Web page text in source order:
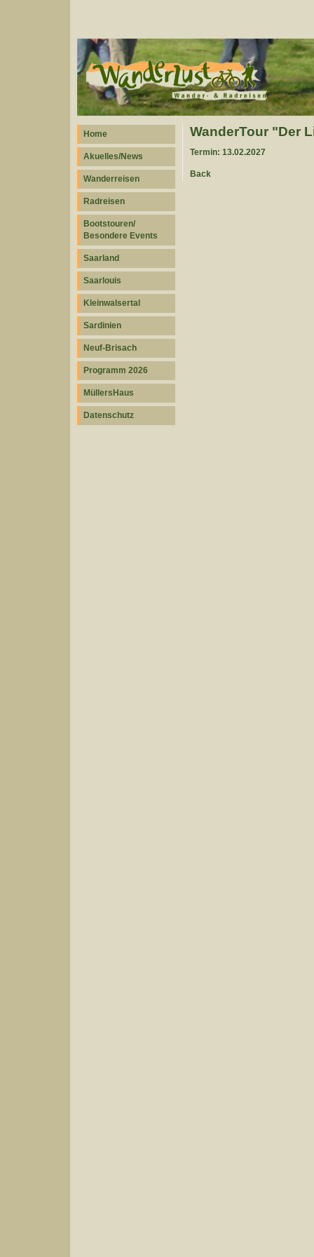
Home
Akuelles/News
Wanderreisen
Radreisen
Bootstouren/
Besondere Events
Saarland
Saarlouis
Kleinwalsertal
Sardinien
Neuf-Brisach
Programm 2026
MüllersHaus
Datenschutz
WanderTour "Der
Termin: 13.02.2027
Back